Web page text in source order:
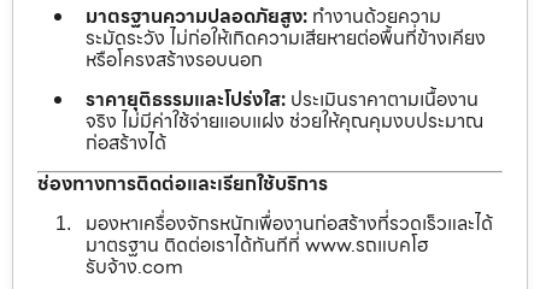
มาตรฐานความปลอดภัยสูง: ทำงานด้วยความ
ระมัดระวัง ไม่ก่อให้เกิดความเสียหายต่อพื้นที่ข้างเคียง
หรือโครงสร้างรอบนอก
ราคายุติธรรมและโปร่งใส: ประเมินราคาตามเนื้องาน
จริง ไม่มีค่าใช้จ่ายแอบแฝง ช่วยให้คุณคุมงบประมาณ
ก่อสร้างได้
ช่องทางการติดต่อและเรียกใช้บริการ
มองหาเครื่องจักรหนักเพื่องานก่อสร้างที่รวดเร็วและได้
มาตรฐาน ติดต่อเราได้ทันทีที่ www.รถแบคโฮ
รับจ้าง.com